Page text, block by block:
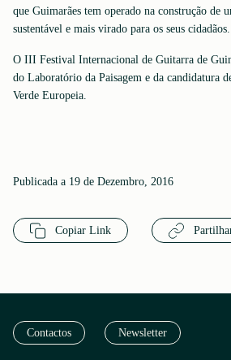
que Guimarães tem operado na construção de
sustentável e mais virado para os seus cidadãos.
O III Festival Internacional de Guitarra de
do Laboratório da Paisagem e da candidatura
Verde Europeia.
Publicada a 19 de Dezembro, 2016
Copiar Link
Contactos Newsletter